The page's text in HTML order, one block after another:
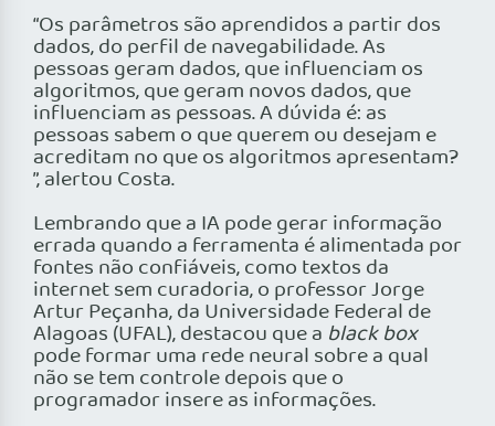
“Os parâmetros são aprendidos a partir dos
dados, do perfil de navegabilidade. As
pessoas geram dados, que influenciam os
algoritmos, que geram novos dados, que
influenciam as pessoas. A dúvida é: as
pessoas sabem o que querem ou desejam e
acreditam no que os algoritmos apresentam?
”, alertou Costa.
Lembrando que a IA pode gerar informação
errada quando a ferramenta é alimentada por
fontes não confiáveis, como textos da
internet sem curadoria, o professor Jorge
Artur Peçanha, da Universidade Federal de
Alagoas (UFAL), destacou que a black box
pode formar uma rede neural sobre a qual
não se tem controle depois que o
programador insere as informações.